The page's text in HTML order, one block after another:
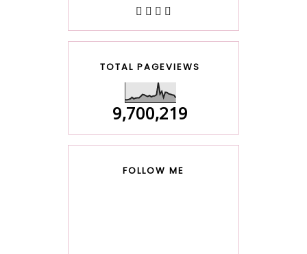
TOTAL PAGEVIEWS
9,700,219
FOLLOW ME